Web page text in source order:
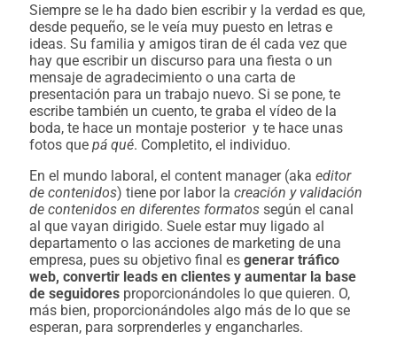
Siempre se le ha dado bien escribir y la verdad es que,
desde pequeño, se le veía muy puesto en letras e
ideas. Su familia y amigos tiran de él cada vez que
hay que escribir un discurso para una fiesta o un
mensaje de agradecimiento o una carta de
presentación para un trabajo nuevo. Si se pone, te
escribe también un cuento, te graba el vídeo de la
boda, te hace un montaje posterior y te hace unas
fotos que pá qué. Completito, el individuo.
En el mundo laboral, el content manager (aka editor
de contenidos) tiene por labor la creación y validación
de contenidos en diferentes formatos según el canal
al que vayan dirigido. Suele estar muy ligado al
departamento o las acciones de marketing de una
empresa, pues su objetivo final es generar tráfico
web, convertir leads en clientes y aumentar la base
de seguidores proporcionándoles lo que quieren. O,
más bien, proporcionándoles algo más de lo que se
esperan, para sorprenderles y engancharles.